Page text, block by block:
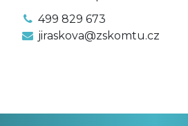
499 829 673
jiraskova@zskomtu.cz